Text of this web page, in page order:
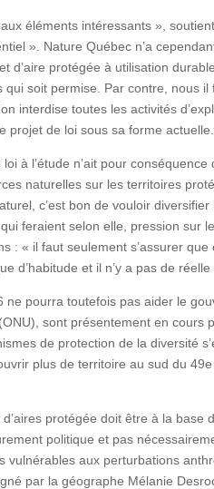
éléments intéressants »,
». Nature Québec n’a
d’aire protégée à utilisation
soit permise. Par contre, nous
interdise toutes les activités
projet de loi sous sa forme actuelle.
à l’étude n’ait pour
naturelles sur les territoires
c’est bon de vouloir
feraient selon elle, pression sur
: « il faut seulement s’assurer
d’habitude et il n’y a pas de
ne pourra toutefois pas aider le
sont présentement en
de protection de la diversité
plus de territoire au sud du
protégée doit être à la
politique et pas
vulnérables aux perturbations
par la géographe Mélanie